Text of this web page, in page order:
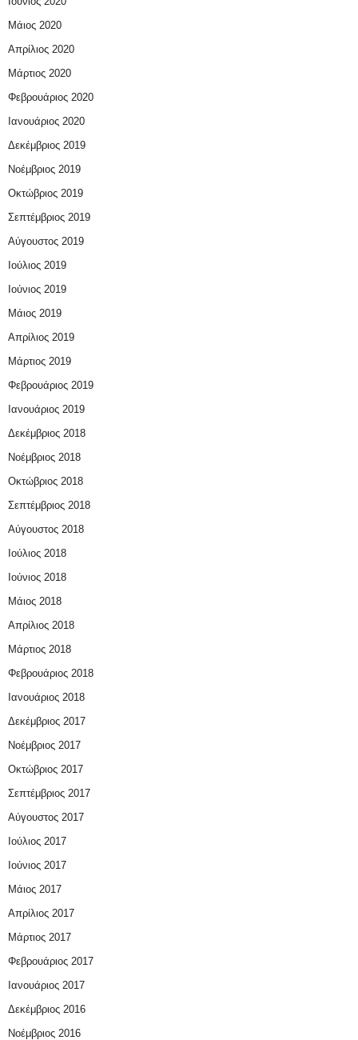
Μάιος 2020
Απρίλιος 2020
Μάρτιος 2020
Φεβρουάριος 2020
Ιανουάριος 2020
Δεκέμβριος 2019
Νοέμβριος 2019
Οκτώβριος 2019
Σεπτέμβριος 2019
Αύγουστος 2019
Ιούλιος 2019
Ιούνιος 2019
Μάιος 2019
Απρίλιος 2019
Μάρτιος 2019
Φεβρουάριος 2019
Ιανουάριος 2019
Δεκέμβριος 2018
Νοέμβριος 2018
Οκτώβριος 2018
Σεπτέμβριος 2018
Αύγουστος 2018
Ιούλιος 2018
Ιούνιος 2018
Μάιος 2018
Απρίλιος 2018
Μάρτιος 2018
Φεβρουάριος 2018
Ιανουάριος 2018
Δεκέμβριος 2017
Νοέμβριος 2017
Οκτώβριος 2017
Σεπτέμβριος 2017
Αύγουστος 2017
Ιούλιος 2017
Ιούνιος 2017
Μάιος 2017
Απρίλιος 2017
Μάρτιος 2017
Φεβρουάριος 2017
Ιανουάριος 2017
Δεκέμβριος 2016
Νοέμβριος 2016